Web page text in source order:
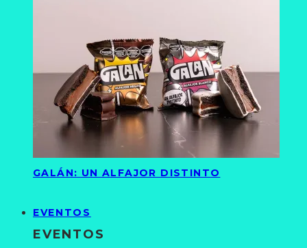
GALÁN: UN ALFAJOR DISTINTO
EVENTOS
EVENTOS